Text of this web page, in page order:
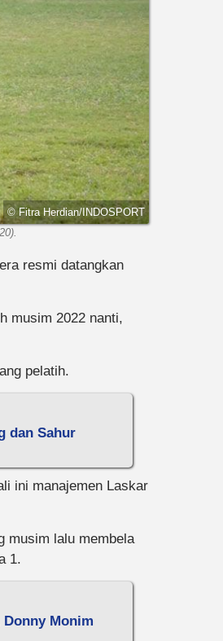
© Fitra Herdian/INDOSPORT
resmi datangkan
musim 2022 nanti,
pelatih.
dan Sahur
ini manajemen Laskar
musim lalu membela
1.
Monim